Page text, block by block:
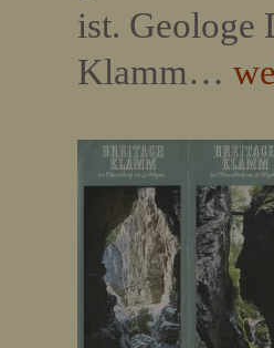
ist. Geologe
Klamm…